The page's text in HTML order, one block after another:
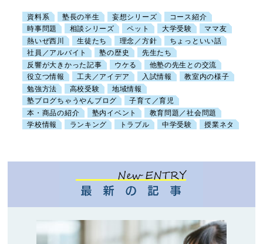
資料系 塾長の半生 妄想シリーズ
コース紹介
時事問題
相談シリーズ ペット 大学受験
ママ友
熱いぜ西川
生徒たち 理念／方針
ちょっといい話
社員／アルバイト
塾の歴史
先生たち
反響が大きかった記事
ウケる
他塾の先生との交流
役立つ情報
工夫／アイデア 入試情報
教室内の様子
勉強方法
高校受験
地域情報
塾ブログちゃうやんブログ
子育て／育児
本・商品の紹介
塾内イベント
教育問題／社会問題
学校情報
ランキング トラブル 中学受験 授業ネタ